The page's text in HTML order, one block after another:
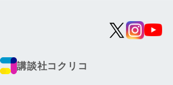
講談社コクリコ